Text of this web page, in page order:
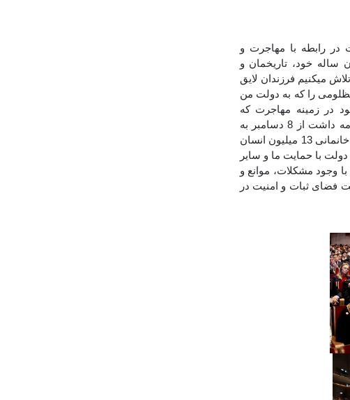
رابطه با مهاجرت و
ساله خود، تاریخمان و
میکنیم فرزندان لایق
را که به دولت من
در زمینه مهاجرت که
سالهاست با ثبات ادامه دادیم، دیدیم. نزاع و ظلمی که 13.5 سال در سوریه ادامه داشت از 8 دسامبر به
پایان رسید. با سقوط رژیم اسد که 1 میلیون انسان را به قتل رساند و مسبب بی خانمانی 13 میلیون انسان
با حمایت ما و سایر
وجود مشکلات، موانع و
فضای ثبات و امنیت در